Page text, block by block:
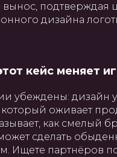
вынос, подтверждая
дизайна
кейс меняет
убеждены: дизайн
который оживает
как смелый
сделать
Ищете партнёров
поддержка и
сайтов в Узбекистане